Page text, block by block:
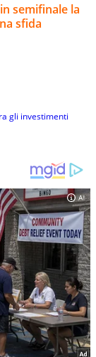
semifinale la
sfida
gli investimenti